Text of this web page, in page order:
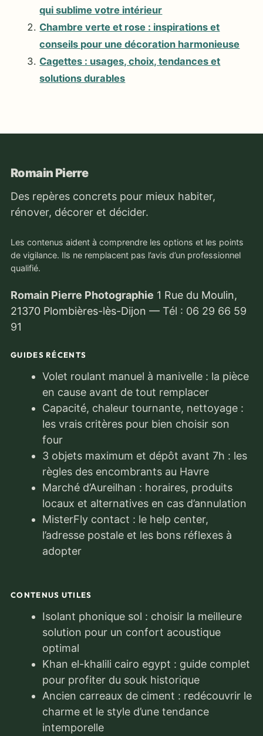
qui sublime votre intérieur
Chambre verte et rose : inspirations et
conseils pour une décoration harmonieuse
Cagettes : usages, choix, tendances et
solutions durables
Romain Pierre
Des repères concrets pour mieux habiter,
rénover, décorer et décider.
Les contenus aident à comprendre les options et les points
de vigilance. Ils ne remplacent pas l’avis d’un professionnel
qualifié.
Romain Pierre Photographie 1 Rue du Moulin,
21370 Plombières-lès-Dijon — Tél : 06 29 66 59
91
GUIDES RÉCENTS
Volet roulant manuel à manivelle : la pièce
en cause avant de tout remplacer
Capacité, chaleur tournante, nettoyage :
les vrais critères pour bien choisir son
four
3 objets maximum et dépôt avant 7h : les
règles des encombrants au Havre
Marché d’Aureilhan : horaires, produits
locaux et alternatives en cas d’annulation
MisterFly contact : le help center,
l’adresse postale et les bons réflexes à
adopter
CONTENUS UTILES
Isolant phonique sol : choisir la meilleure
solution pour un confort acoustique
optimal
Khan el-khalili cairo egypt : guide complet
pour profiter du souk historique
Ancien carreaux de ciment : redécouvrir le
charme et le style d’une tendance
intemporelle